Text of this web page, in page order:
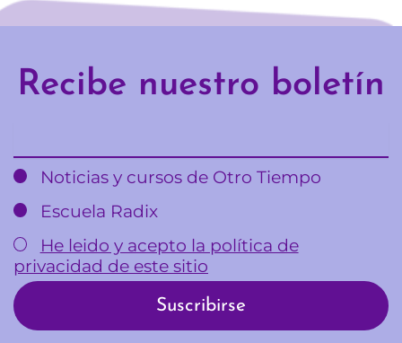
Recibe nuestro boletín
Noticias y cursos de Otro Tiempo
Escuela Radix
He leido y acepto la política de
privacidad de este sitio